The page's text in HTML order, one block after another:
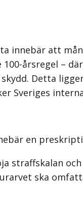
innebär att
årsregel –
Detta
Sveriges
en
straffskalan
ska